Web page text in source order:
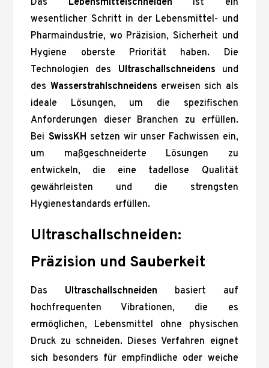
wesentlicher Schritt in der Lebensmittel- und
Pharmaindustrie, wo Präzision, Sicherheit und
Hygiene oberste Priorität haben. Die
Technologien des Ultraschallschneidens und
des Wasserstrahlschneidens erweisen sich als
ideale Lösungen, um die spezifischen
Anforderungen dieser Branchen zu erfüllen.
Bei SwissKH setzen wir unser Fachwissen ein,
um maßgeschneiderte Lösungen zu
entwickeln, die eine tadellose Qualität
gewährleisten und die strengsten
Hygienestandards erfüllen.
Ultraschallschneiden:
Präzision und Sauberkeit
Das Ultraschallschneiden basiert auf
hochfrequenten Vibrationen, die es
ermöglichen, Lebensmittel ohne physischen
Druck zu schneiden. Dieses Verfahren eignet
sich besonders für empfindliche oder weiche